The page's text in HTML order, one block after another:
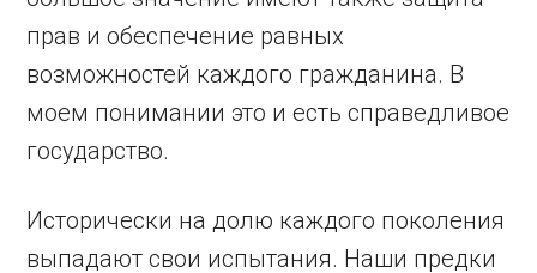
прав и обеспечение равных
возможностей каждого гражда­нина. В
моем понимании это и есть справедливое
государство.
Исторически на долю каждого поколения
выпадают свои испытания. Наши предки